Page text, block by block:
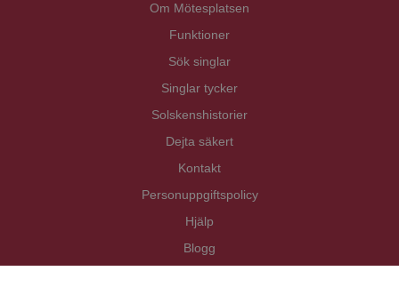
Om Mötesplatsen
Funktioner
Sök singlar
Singlar tycker
Solskenshistorier
Dejta säkert
Kontakt
Personuppgiftspolicy
Hjälp
Blogg